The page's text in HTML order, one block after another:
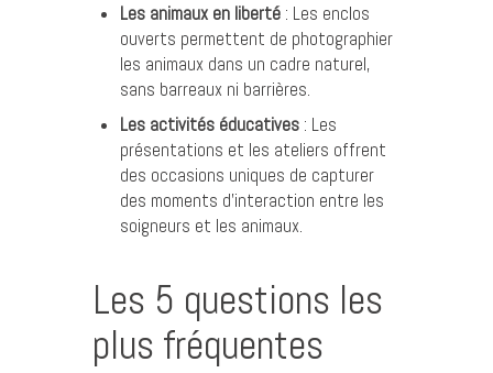
Les animaux en liberté: Les enclos
ouverts permettent de photographier
les animaux dans un cadre naturel,
sans barreaux ni barrières.
Les activités éducatives: Les
présentations et les ateliers offrent
des occasions uniques de capturer
des moments d’interaction entre les
soigneurs et les animaux.
Les 5 questions les
plus fréquentes